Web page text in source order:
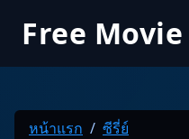
Free Movie
หน้าแรก
ซีรี่ย์